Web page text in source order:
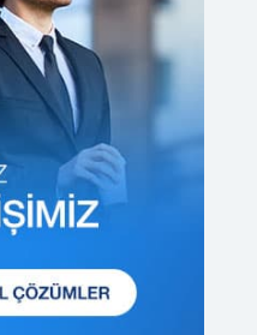
Franchising Pazarlama ve
A.Ş.; kişisel veri
ve kendi meşru menfaatlerini
işlediği kişisel verilerin doğru ve
sağlamakla ve bu
almak için gerekli sistemleri
ve Meşru Amaçlarla İşleme
A.Ş.; kişisel verilerin
belirlemekle ve bu